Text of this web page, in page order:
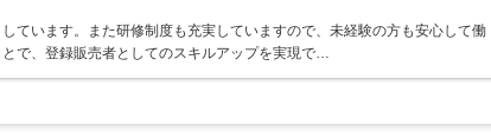
ています。また研修制度も充実していますので、未経験の方も安心して働
で、登録販売者としてのスキルアップを実現で…